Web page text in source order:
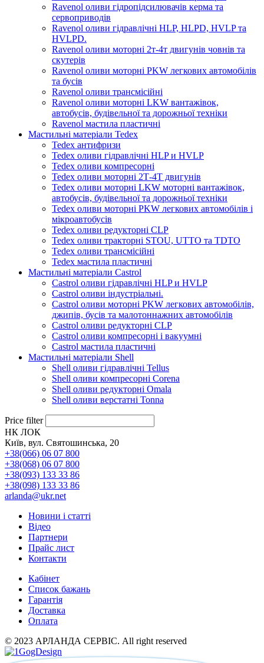
Ravenol оливи гідропідсилювачів керма та
сервоприводів
Ravenol оливи гідравлічні HLP, HLPD, HVLP та
HVLPD.
Ravenol оливи моторні 2т-4т двигунів човнів та
скутерів
Ravenol оливи моторні PKW легкових автомобілів
та бусів
Ravenol оливи трансмісійні
Ravenol оливи моторні LKW вантажівок,
автобусів, будівельної та дорожньої техніки
Ravenol мастила пластичні
Мастильні матеріали Tedex
Tedex антифризи
Tedex оливи гідравлічні HLP и HVLP
Tedex оливи компресорні
Tedex оливи моторні 2Т-4Т двигунів
Tedex оливи моторні LKW моторні вантажівок,
автобусів, будівельної та дорожньої техніки
Tedex оливи моторні PKW легкових автомобілів і
мікроавтобусів
Tedex оливи редукторні CLP
Tedex оливи тракторні STOU, UTTO та TDTO
Tedex оливи трансмісійні
Tedex мастила пластичні
Мастильні матеріали Castrol
Castrol оливи гідравлічні HLP и HVLP
Castrol оливи індустріальні.
Castrol оливи моторні PKW легкових автомобілів,
джипів, бусів та малотоннажних автомобілів
Castrol оливи редукторні CLP
Castrol оливи компресорні і вакуумні
Castrol мастила пластичні
Мастильні матеріали Shell
Shell оливи гідравлічні Tellus
Shell оливи компресорні Corena
Shell оливи редукторні Omala
Shell оливи верстатні Tonna
Price filter
НК ЛОК
Київ, вул. Святошинська, 20
+38(066) 06 07 800
+38(068) 06 07 800
+38(093) 133 33 86
+38(098) 133 33 86
arlanda@ukr.net
Новини і статті
Відео
Партнери
Прайс лист
Контакти
Кабінет
Список бажань
Гарантія
Доставка
Оплата
© 2023 АРЛАНДА СЕРВІС. All right reserved